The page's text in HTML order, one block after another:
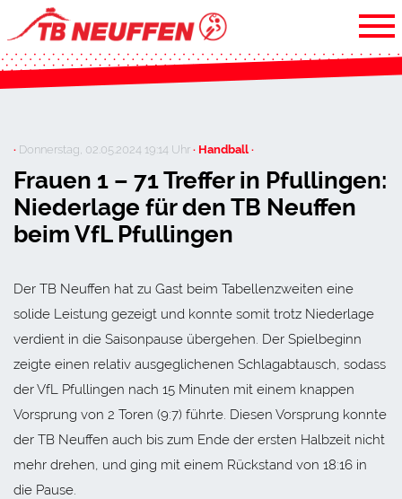
· Donnerstag, 02.05.2024 19:14 Uhr· Handball ·
Frauen 1 – 71 Treffer in Pfullingen:
Niederlage für den TB Neuffen
beim VfL Pfullingen
Der TB Neuffen hat zu Gast beim Tabellenzweiten eine
solide Leistung gezeigt und konnte somit trotz Niederlage
verdient in die Saisonpause übergehen. Der Spielbeginn
zeigte einen relativ ausgeglichenen Schlagabtausch, sodass
der VfL Pfullingen nach 15 Minuten mit einem knappen
Vorsprung von 2 Toren (9:7) führte. Diesen Vorsprung konnte
der TB Neuffen auch bis zum Ende der ersten Halbzeit nicht
mehr drehen, und ging mit einem Rückstand von 18:16 in
die Pause.